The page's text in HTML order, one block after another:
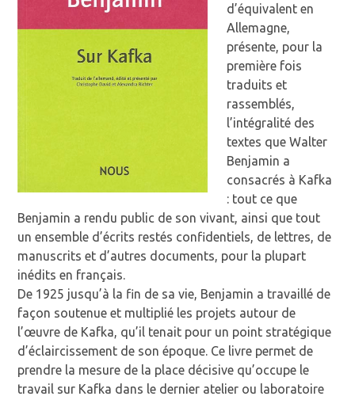
d’équivalent en
Allemagne,
présente, pour la
première fois
traduits et
rassemblés,
l’intégralité des
textes que Walter
Benjamin a
consacrés à Kafka
: tout ce que
Benjamin a rendu public de son vivant, ainsi que tout
un ensemble d’écrits restés confidentiels, de lettres, de
manuscrits et d’autres documents, pour la plupart
inédits en français.
De 1925 jusqu’à la fin de sa vie, Benjamin a travaillé de
façon soutenue et multiplié les projets autour de
l’œuvre de Kafka, qu’il tenait pour un point stratégique
d’éclaircissement de son époque. Ce livre permet de
prendre la mesure de la place décisive qu’occupe le
travail sur Kafka dans le dernier atelier ou laboratoire